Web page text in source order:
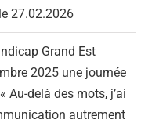
27.02.2026
Grand Est
2025 une journée
Au-delà des mots, j’ai
autrement